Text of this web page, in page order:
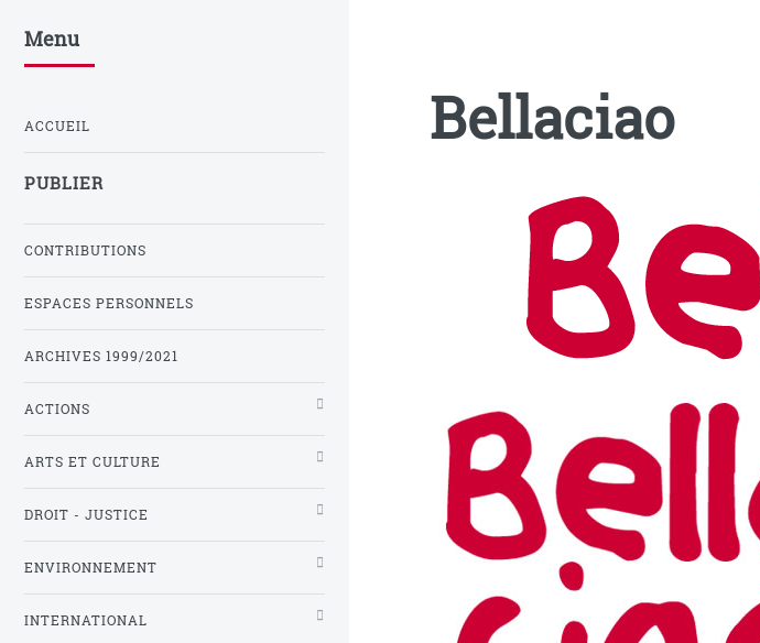
Bellaciao
Menu
ACCUEIL
PUBLIER
CONTRIBUTIONS
ESPACES PERSONNELS
ARCHIVES 1999/2021
ACTIONS
ARTS ET CULTURE
DROIT - JUSTICE
ENVIRONNEMENT
INTERNATIONAL